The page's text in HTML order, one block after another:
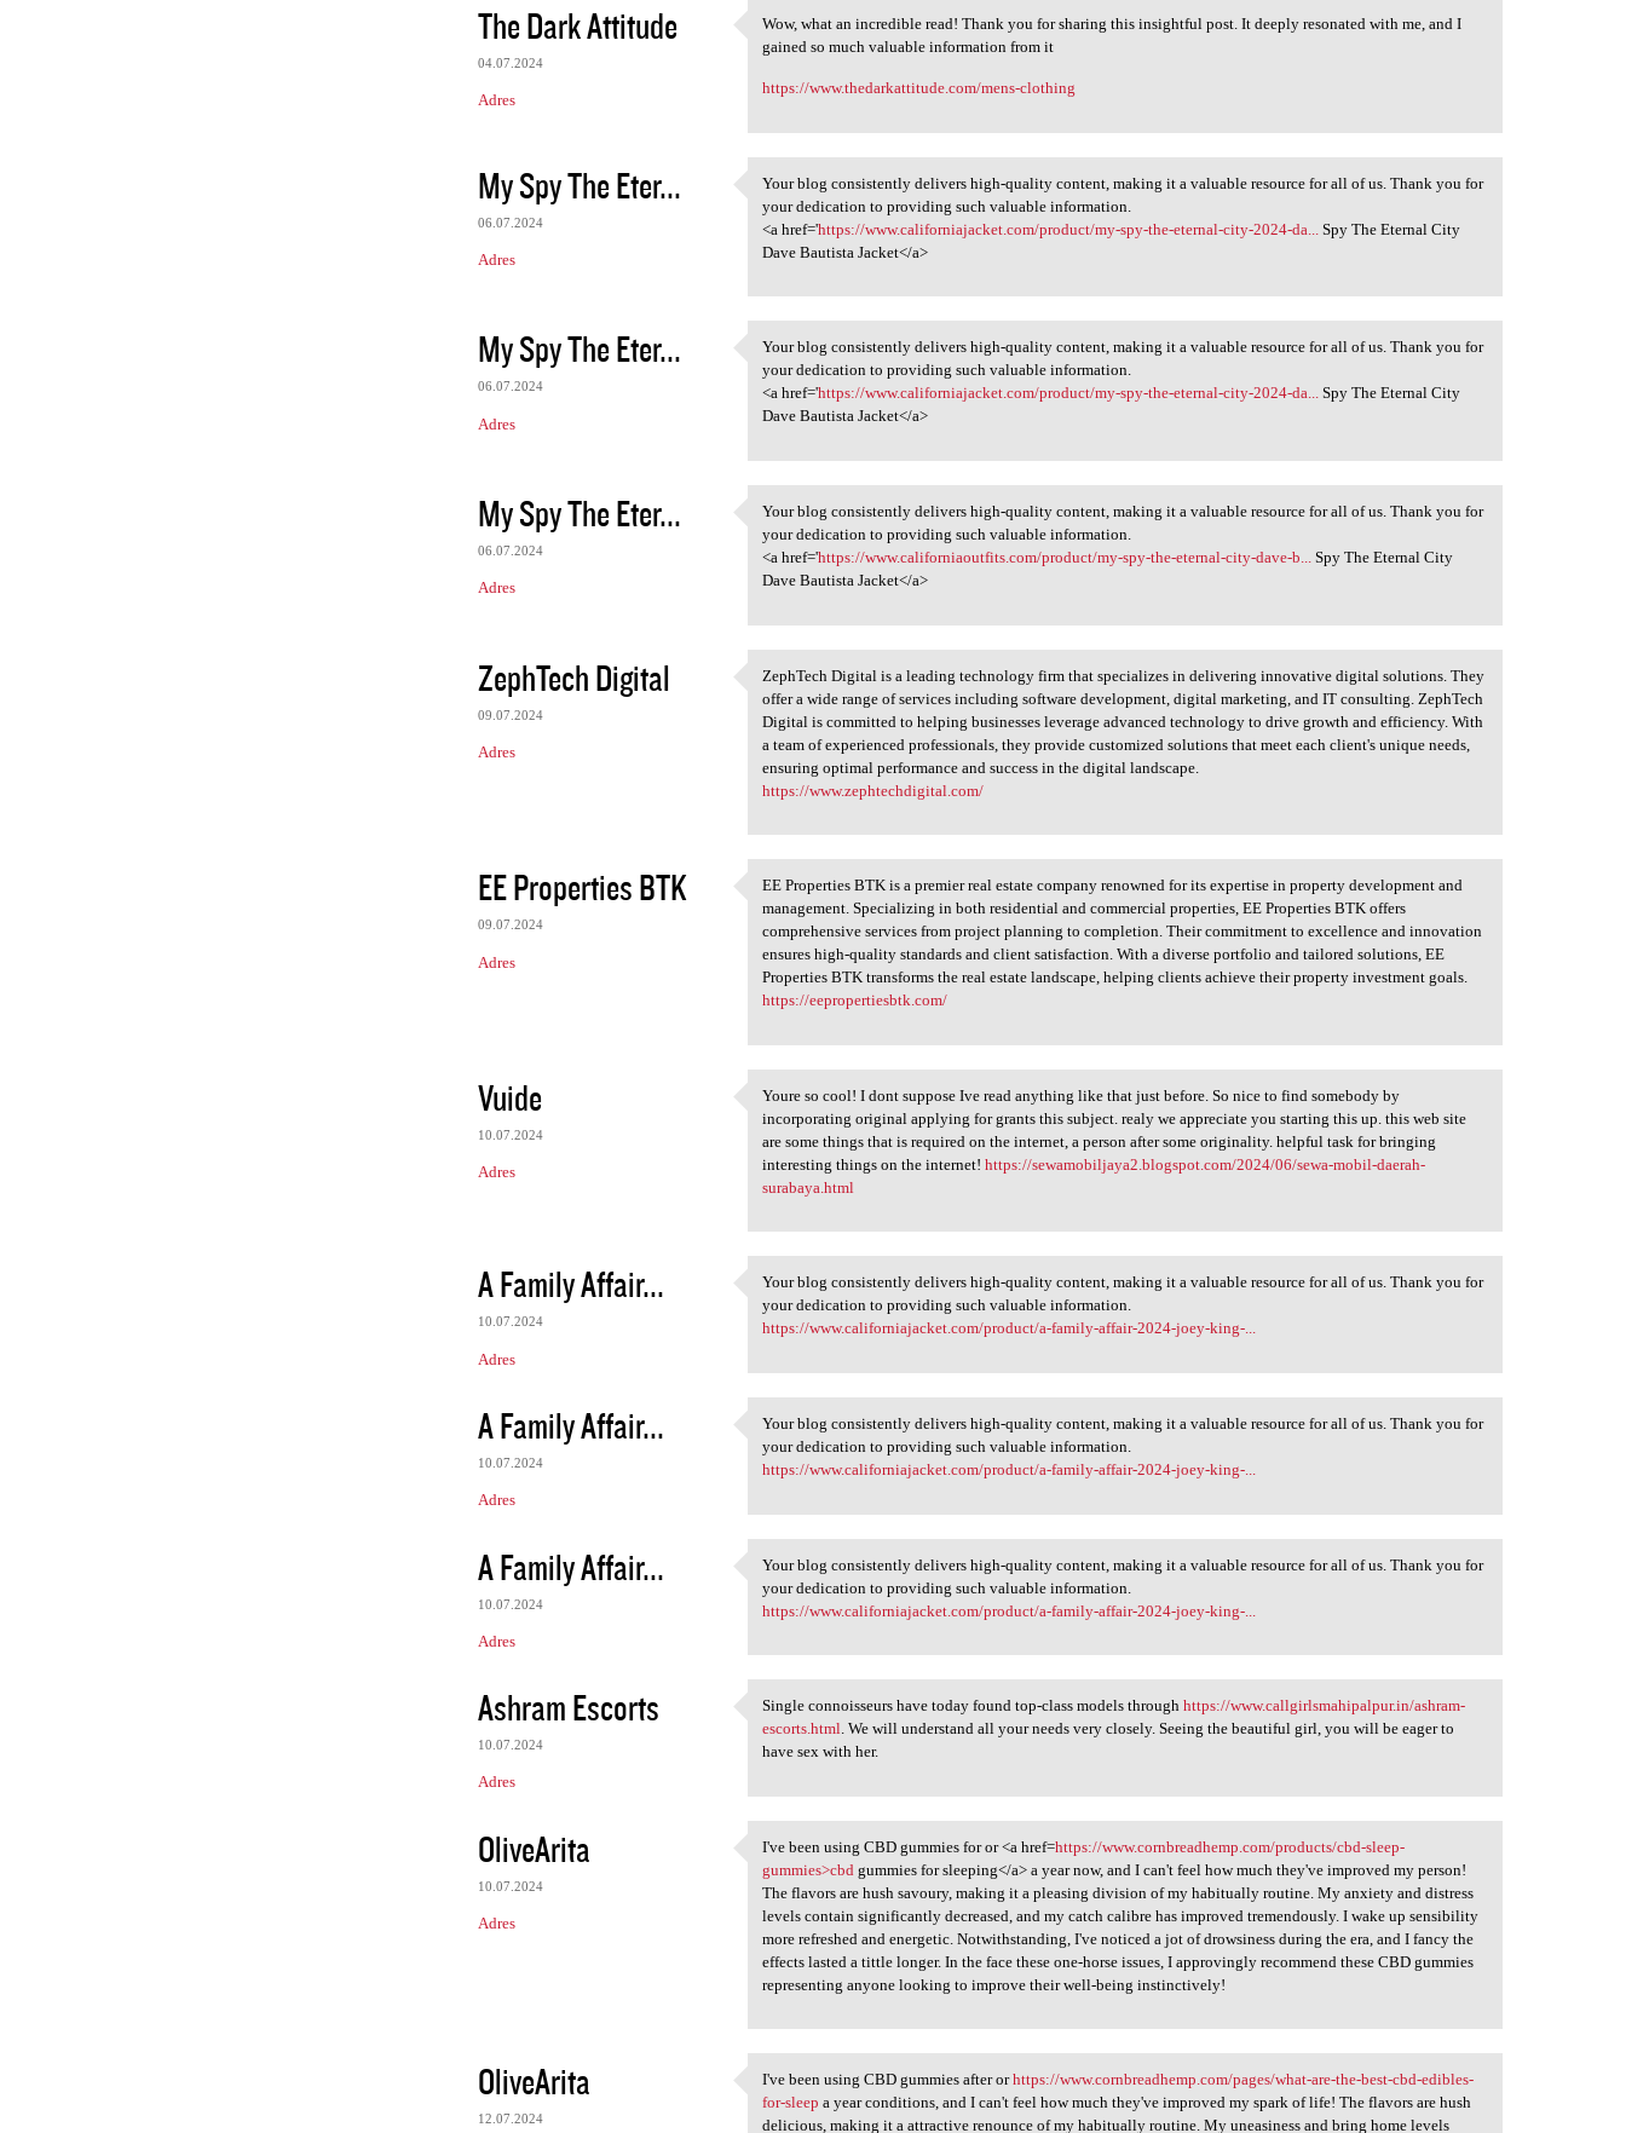
The Dark Attitude
04.07.2024
Adres
Wow, what an incredible read!
Wow, what an incredible read! Thank you for sharing this insightful post. It deeply resonated with me, and I
gained so much valuable information from it
https://www.thedarkattitude.com/mens-clothing
My Spy The Eter...
06.07.2024
Adres
Your blog consistently
Your blog consistently delivers high-quality content, making it a valuable resource for all of us. Thank you for
your dedication to providing such valuable information.
<a href='https://www.californiajacket.com/product/my-spy-the-eternal-city-2024-da...
Spy The Eternal City
Dave Bautista Jacket</a>
My Spy The Eter...
06.07.2024
Adres
Your blog consistently
Your blog consistently delivers high-quality content, making it a valuable resource for all of us. Thank you for
your dedication to providing such valuable information.
<a href='https://www.californiajacket.com/product/my-spy-the-eternal-city-2024-da... Spy The Eternal City
Dave Bautista Jacket</a>
My Spy The Eter...
06.07.2024
Adres
Your blog consistently
Your blog consistently delivers high-quality content, making it a valuable resource for all of us. Thank you for
your dedication to providing such valuable information.
<a href='https://www.californiaoutfits.com/product/my-spy-the-eternal-city-dave-b... Spy The Eternal City
Dave Bautista Jacket</a>
ZephTech Digital
09.07.2024
Adres
ZephTech Digital is a leading
ZephTech Digital is a leading technology firm that specializes in delivering innovative digital solutions. They
offer a wide range of services including software development, digital marketing, and IT consulting. ZephTech
Digital is committed to helping businesses leverage advanced technology to drive growth and efficiency. With
a team of experienced professionals, they provide customized solutions that meet each client's unique needs,
ensuring optimal performance and success in the digital landscape.
https://www.zephtechdigital.com/
EE Properties BTK
09.07.2024
Adres
EE Properties BTK is a
EE Properties BTK is a premier real estate company renowned for its expertise in property development and
management. Specializing in both residential and commercial properties, EE Properties BTK offers
comprehensive services from project planning to completion. Their commitment to excellence and innovation
ensures high-quality standards and client satisfaction. With a diverse portfolio and tailored solutions, EE
Properties BTK transforms the real estate landscape, helping clients achieve their property investment goals.
https://eepropertiesbtk.com/
Vuide
10.07.2024
Adres
Youre so cool! I dont suppose
Youre so cool! I dont suppose Ive read anything like that just before. So nice to find somebody by
incorporating original applying for grants this subject. realy we appreciate you starting this up. this web site
are some things that is required on the internet, a person after some originality. helpful task for bringing
interesting things on the internet!https://sewamobiljaya2.blogspot.com/2024/06/sewa-mobil-daerah-
surabaya.html
A Family Affair...
10.07.2024
Adres
Your blog consistently
Your blog consistently delivers high-quality content, making it a valuable resource for all of us. Thank you for
your dedication to providing such valuable information.
https://www.californiajacket.com/product/a-family-affair-2024-joey-king-...
A Family Affair...
10.07.2024
Adres
Your blog consistently
Your blog consistently delivers high-quality content, making it a valuable resource for all of us. Thank you for
your dedication to providing such valuable information.
https://www.californiajacket.com/product/a-family-affair-2024-joey-king-...
A Family Affair...
10.07.2024
Adres
Your blog consistently
Your blog consistently delivers high-quality content, making it a valuable resource for all of us. Thank you for
your dedication to providing such valuable information.
https://www.californiajacket.com/product/a-family-affair-2024-joey-king-...
Ashram Escorts
10.07.2024
Adres
Single connoisseurs have
Single connoisseurs have today found top-class models throughhttps://www.callgirlsmahipalpur.in/ashram-
escorts.html. We will understand all your needs very closely. Seeing the beautiful girl, you will be eager to
have sex with her.
OliveArita
10.07.2024
Adres
I've been using CBD gummies
I've been using CBD gummies for or <a href=https://www.cornbreadhemp.com/products/cbd-sleep-
gummies>cbd gummies for sleeping</a> a year now, and I can't feel how much they've improved my person!
The flavors are hush savoury, making it a pleasing division of my habitually routine. My anxiety and distress
levels contain significantly decreased, and my catch calibre has improved tremendously. I wake up sensibility
more refreshed and energetic. Notwithstanding, I've noticed a jot of drowsiness during the era, and I fancy the
effects lasted a tittle longer. In the face these one-horse issues, I approvingly recommend these CBD gummies
representing anyone looking to improve their well-being instinctively!
OliveArita
12.07.2024
I've been using CBD gummies
I've been using CBD gummies after orhttps://www.cornbreadhemp.com/pages/what-are-the-best-cbd-edibles-
for-sleep a year conditions, and I can't feel how much they've improved my spark of life! The flavors are hush
delicious, making it a attractive renounce of my habitually routine. My uneasiness and bring home levels